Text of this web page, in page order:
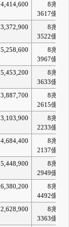
4,414,600
8兆
3617億
3,372,900
8兆
3522億
5,258,600
8兆
3967億
5,453,200
8兆
3633億
3,887,700
8兆
2615億
3,103,900
8兆
2233億
4,684,400
8兆
2137億
5,448,900
8兆
2949億
6,380,200
8兆
4492億
2,628,900
8兆
3363億